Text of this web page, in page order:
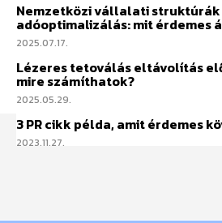
Nemzetközi vállalati struktúrák
adóoptimalizálás: mit érdemes
2025.07.17.
Lézeres tetoválás eltávolítás
mire számíthatok?
2025.05.29.
3 PR cikk példa, amit érdemes
2023.11.27.